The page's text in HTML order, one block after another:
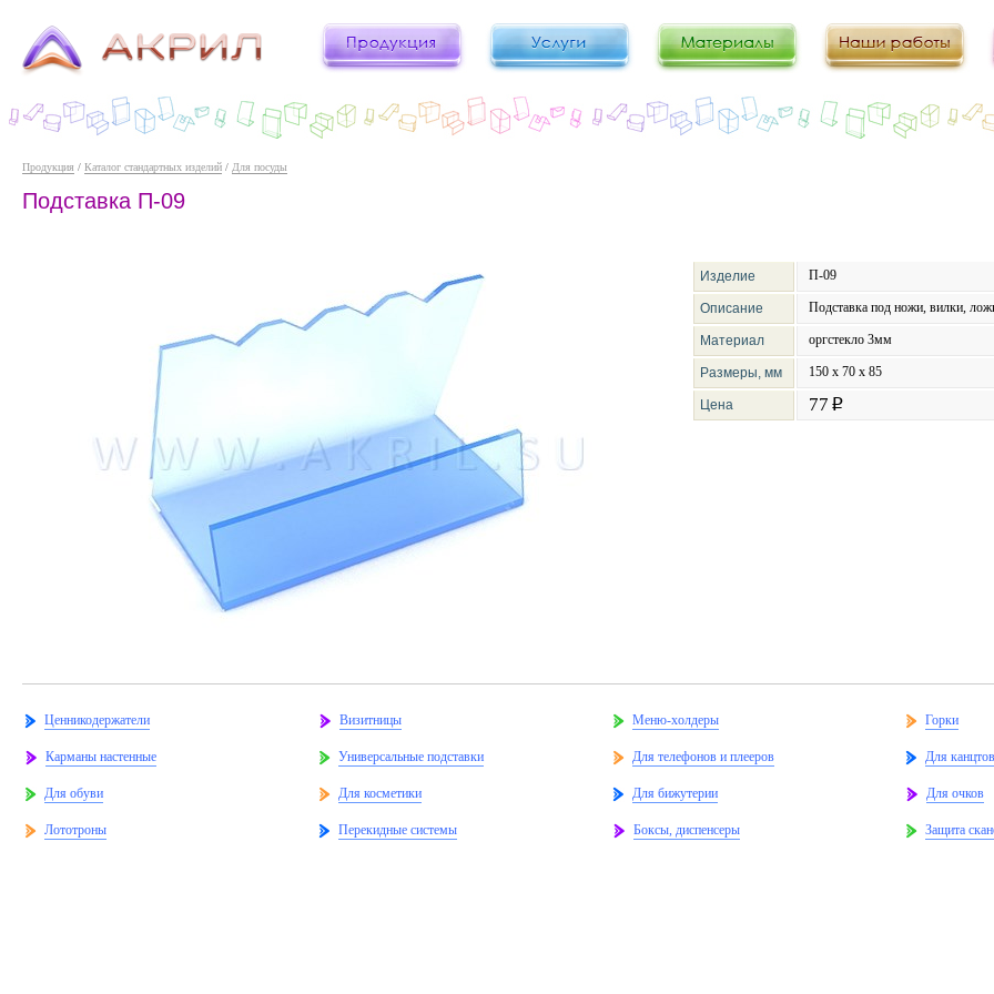
Продукция / Каталог стандартных изделий / Для посуды
Подставка П-09
Изделие П-09
Описание Подставка под ножи, вилки,
Материал оргстекло 3мм
Размеры, мм 150 х 70 х 85
Цена 77 p
Ценникодержатели Визитницы Меню-холдеры Горки
Карманы настенные Универсальные подставки Для телефонов и плееров Для
Для обуви Для косметики Для бижутерии Для очков
Лототроны Перекидные системы Боксы, диспенсеры Защита